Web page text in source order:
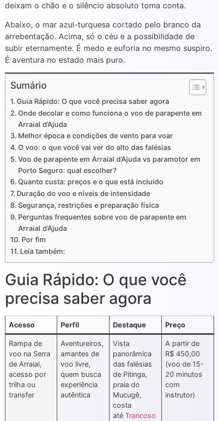
deixam o chão e o silêncio absoluto toma conta.
Abaixo, o mar azul-turquesa cortado pelo branco da
arrebentação. Acima, só o céu e a possibilidade de
subir eternamente. É medo e euforia no mesmo suspiro.
É aventura no estado mais puro.
Sumário
Guia Rápido: O que você precisa saber agora
Onde decolar e como funciona o voo de parapente em
Arraial d’Ajuda
Melhor época e condições de vento para voar
O voo: o que você vai ver do alto das falésias
Voo de parapente em Arraial d’Ajuda vs paramotor em
Porto Seguro: qual escolher?
Quanto custa: preços e o que está incluído
Duração do voo e níveis de intensidade
Segurança, restrições e preparação física
Perguntas frequentes sobre voo de parapente em
Arraial d’Ajuda
Por fim
Leia também:
Guia Rápido: O que você
precisa saber agora
Acesso Perfil Destaque Preço
Rampa de
voo na Serra
de Arraial,
acesso por
trilha ou
transfer
Aventureiros,
amantes de
voo livre,
quem busca
experiência
autêntica
Vista
panorâmica
das falésias
de Pitinga,
praia do
Mucugê,
costa
atéTrancoso
A partir de
R$ 450,00
(voo de 15-
20 minutos
com
instrutor)